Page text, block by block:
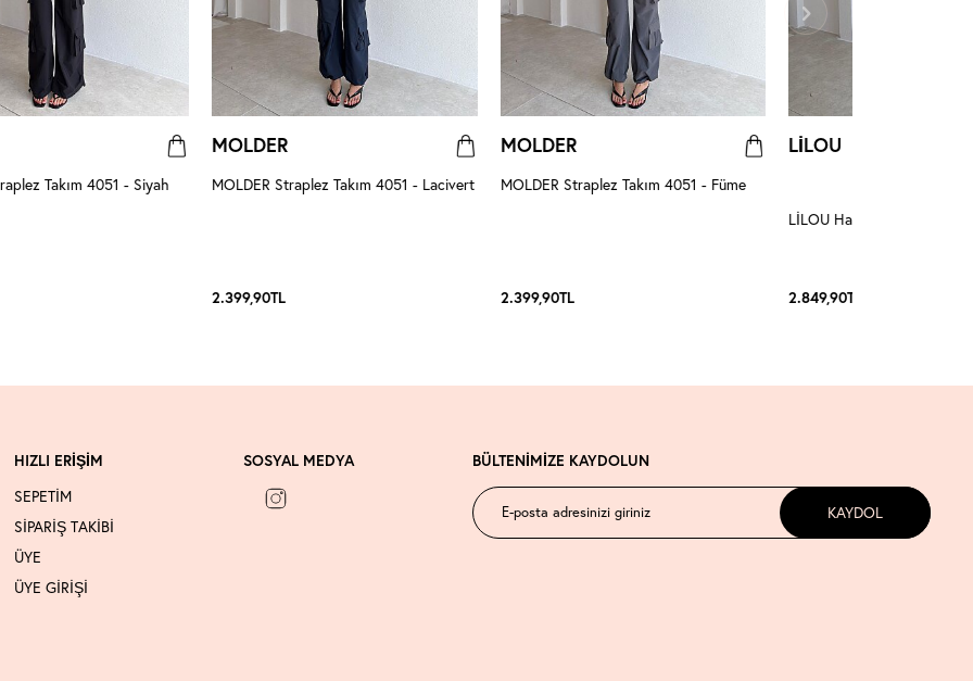
Takım 4051 - Siyah
MOLDER
MOLDER Straplez Takım 4051 - Lacivert
2.399,90TL
MOLDER
MOLDER Straplez Takım 4051 - Füme
2.399,90TL
LİLOU
LİLOU Halter Yaka Takım
2.849,90TL
HIZLI ERİŞİM
SEPETİM
SİPARİŞ TAKİBİ
ÜYE
ÜYE GİRİŞİ
SOSYAL MEDYA BÜLTENİMİZE KAYDOLUN
KAYDOL